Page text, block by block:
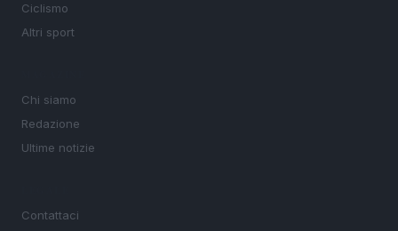
Ciclismo
Altri sport
Chi siamo
Redazione
Ultime notizie
Contattaci